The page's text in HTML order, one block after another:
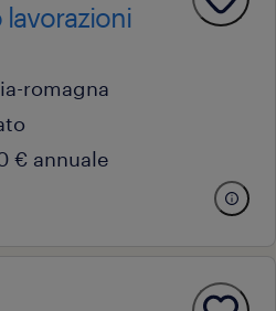
romagna
€ annuale